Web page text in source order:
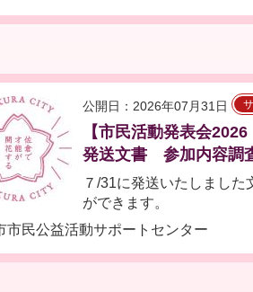
公開日：2026年07月31日
【市民活動発表会
発送文書 参加内容調
７/31に発送いたしまし
ができます。
市民公益活動サポートセンター